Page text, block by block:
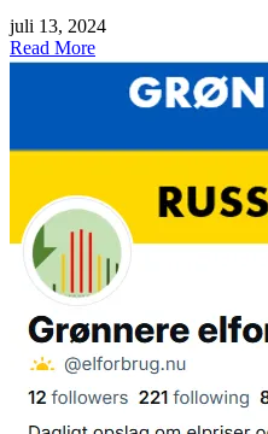
juli 13, 2024
Read More